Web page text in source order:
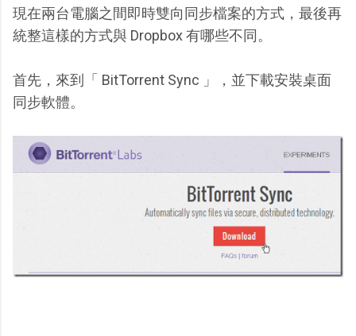
現在兩台電腦之間即時雙向同步檔案的方式，最後再
統整這樣的方式與 Dropbox 有哪些不同。
首先，來到「 BitTorrent Sync 」，並下載安裝桌面
同步軟體。